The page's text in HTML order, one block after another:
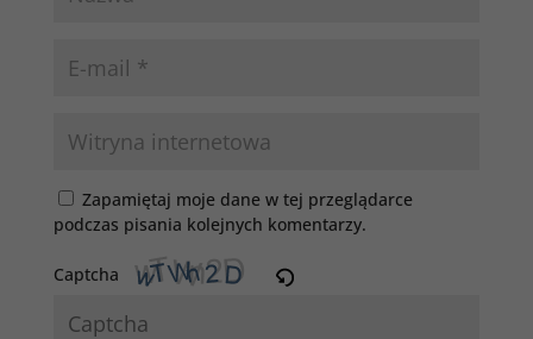
Zapamiętaj moje dane w tej przeglądarce
podczas pisania kolejnych komentarzy.
Captcha